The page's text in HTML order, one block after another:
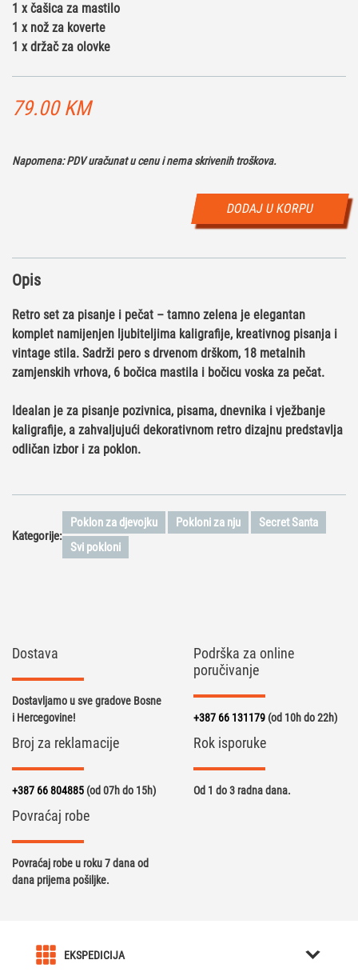
1 x čašica za mastilo
1 x nož za koverte
1 x držač za olovke
79.00 KM
Napomena: PDV uračunat u cenu i nema skrivenih troškova.
DODAJ U KORPU
Opis
Retro set za pisanje i pečat – tamno zelena je elegantan
komplet namijenjen ljubiteljima kaligrafije, kreativnog pisanja i
vintage stila. Sadrži pero s drvenom drškom, 18 metalnih
zamjenskih vrhova, 6 bočica mastila i bočicu voska za pečat.
Idealan je za pisanje pozivnica, pisama, dnevnika i vježbanje
kaligrafije, a zahvaljujući dekorativnom retro dizajnu predstavlja
odličan izbor i za poklon.
Kategorije:
Poklon za djevojku Pokloni za nju
Secret Santa
Svi pokloni
Dostava
Dostavljamo u sve gradove Bosne
i Hercegovine!
Podrška za online
poručivanje
+387 66 131179 (od 10h do 22h)
Broj za reklamacije
+387 66 804885 (od 07h do 15h)
Rok isporuke
Od 1 do 3 radna dana.
Povraćaj robe
Povraćaj robe u roku 7 dana od
dana prijema pošiljke.
EKSPEDICIJA